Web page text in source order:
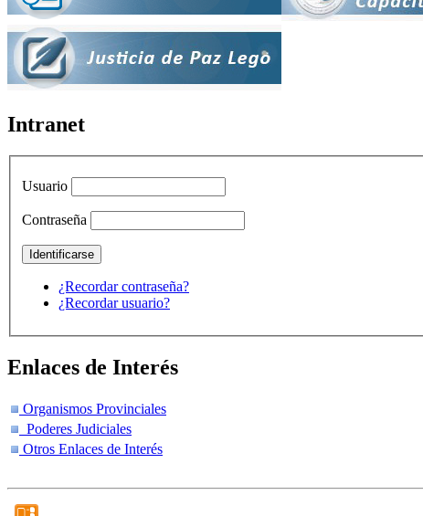
Intranet
Usuario
Contraseña
¿Recordar contraseña?
¿Recordar usuario?
Enlaces de Interés
Organismos Provinciales
Poderes Judiciales
Otros Enlaces de Interés